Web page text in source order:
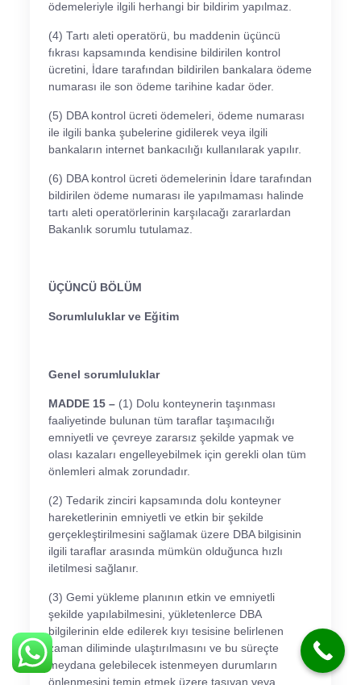
ödemeleriyle ilgili herhangi bir bildirim yapılmaz.
(4) Tartı aleti operatörü, bu maddenin üçüncü
fıkrası kapsamında kendisine bildirilen kontrol
ücretini, İdare tarafından bildirilen bankalara ödeme
numarası ile son ödeme tarihine kadar öder.
(5) DBA kontrol ücreti ödemeleri, ödeme numarası
ile ilgili banka şubelerine gidilerek veya ilgili
bankaların internet bankacılığı kullanılarak yapılır.
(6) DBA kontrol ücreti ödemelerinin İdare tarafından
bildirilen ödeme numarası ile yapılmaması halinde
tartı aleti operatörlerinin karşılacağı zararlardan
Bakanlık sorumlu tutulamaz.
ÜÇÜNCÜ BÖLÜM
Sorumluluklar ve Eğitim
Genel sorumluluklar
MADDE 15 – (1) Dolu konteynerin taşınması
faaliyetinde bulunan tüm taraflar taşımacılığı
emniyetli ve çevreye zararsız şekilde yapmak ve
olası kazaları engelleyebilmek için gerekli olan tüm
önlemleri almak zorundadır.
(2) Tedarik zinciri kapsamında dolu konteyner
hareketlerinin emniyetli ve etkin bir şekilde
gerçekleştirilmesini sağlamak üzere DBA bilgisinin
ilgili taraflar arasında mümkün olduğunca hızlı
iletilmesi sağlanır.
(3) Gemi yükleme planının etkin ve emniyetli
şekilde yapılabilmesini, yükletenlerce DBA
bilgilerinin elde edilerek kıyı tesisine belirlenen
zaman diliminde ulaştırılmasını ve bu süreçte
meydana gelebilecek istenmeyen durumların
önlenmesini temin etmek üzere taşıyan veya